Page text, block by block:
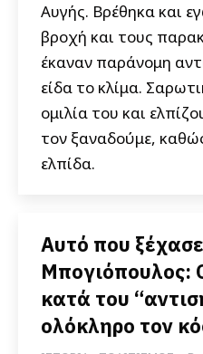
Αυγής. Βρέθηκα και
βροχή και τους
έκαναν παράνομη
είδα το κλίμα.
ομιλία του και
τον ξαναδούμε,
ελπίδα.
Αυτό που
Μπογιόπουλος:
κατά του
ολόκληρο τον